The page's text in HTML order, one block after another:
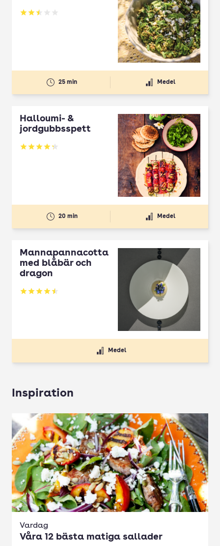
Betyg: 2.5 av 5
25 min Medel
Halloumi- &
jordgubbsspett
Betyg: 4.3 av 5
20 min Medel
Mannapannacotta
med blåbär och
dragon
Betyg: 4.5 av 5
Medel
Inspiration
Vardag
Våra 12 bästa matiga sallader